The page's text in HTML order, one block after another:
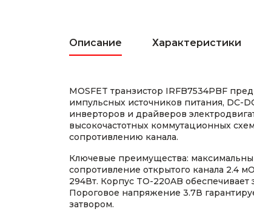
Описание Характеристики
MOSFET транзистор IRFB7534PBF
импульсных источников питания, DC-
инверторов и драйверов
высокочастотных коммутационных
сопротивлению канала.
Ключевые преимущества:
сопротивление открытого канала 2.4
294Вт. Корпус TO-220AB
Пороговое напряжение 3.7В
затвором.